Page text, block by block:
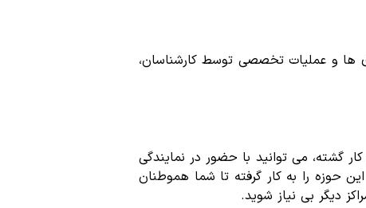
ها و عملیات تخصصی توسط کارشناسان،
گشته، می توانید با حضور در نمایندگی
حوزه را به کار گرفته تا شما هموطنان
دیگر بی نیاز شوید.